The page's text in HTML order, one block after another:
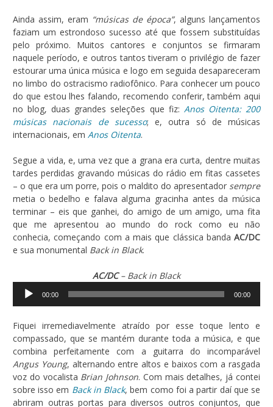
Ainda assim, eram “músicas de época”, alguns lançamentos
faziam um estrondoso sucesso até que fossem substituídas
pelo próximo. Muitos cantores e conjuntos se firmaram
naquele período, e outros tantos tiveram o privilégio de fazer
estourar uma única música e logo em seguida desapareceram
no limbo do ostracismo radiofônico. Para conhecer um pouco
do que estou lhes falando, recomendo conferir, também aqui
no blog, duas grandes seleções que fiz: Anos Oitenta: 200
músicas nacionais de sucesso; e, outra só de músicas
internacionais, em Anos Oitenta.
Segue a vida, e, uma vez que a grana era curta, dentre muitas
tardes perdidas gravando músicas do rádio em fitas cassetes
– o que era um porre, pois o maldito do apresentador sempre
metia o bedelho e falava alguma gracinha antes da música
terminar – eis que ganhei, do amigo de um amigo, uma fita
que me apresentou ao mundo do rock como eu não
conhecia, começando com a mais que clássica banda AC/DC
e sua monumental Back in Black.
AC/DC– Back in Black
de
00:00 00:00
Fiquei irremediavelmente atraído por esse toque lento e
compassado, que se mantém durante toda a música, e que
combina perfeitamente com a guitarra do incomparável
Angus Young, alternando entre altos e baixos com a rasgada
voz do vocalista Brian Johnson. Com mais detalhes, já contei
sobre isso em Back in Black, bem como foi a partir daí que se
abriram outras portas para diversos outros conjuntos, que